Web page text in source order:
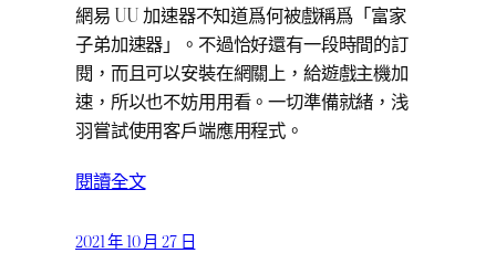
網易 UU 加速器不知道爲何被戲稱爲「富家
子弟加速器」。不過恰好還有一段時間的訂
閱，而且可以安裝在網關上，給遊戲主機加
速，所以也不妨用用看。一切準備就緒，浅
羽嘗試使用客戶端應用程式。
閱讀全文
2021 年 10 月 27 日